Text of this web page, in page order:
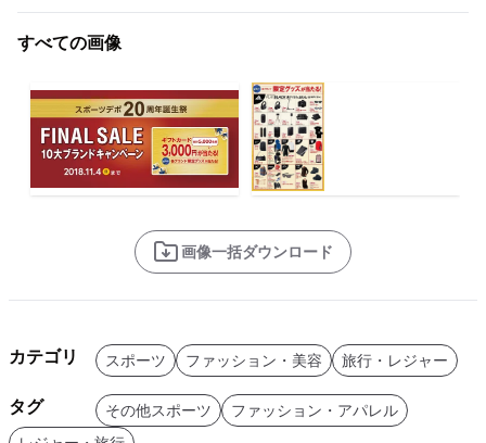
すべての画像
画像一括ダウンロード
カテゴリ スポーツ ファッション・美容 旅行・レジャー
タグ その他スポーツ
ファッション・アパレル